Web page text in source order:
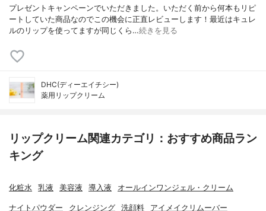
プレゼントキャンペーンでいただきました。いただく前から何本もリピ
ートしていた商品なのでこの機会に正直レビューします！最近はキュレ
ルのリップを使ってますが同じくら…続きを見る
DHC(ディーエイチシー)
薬用リップクリーム
リップクリーム関連カテゴリ：おすすめ商品ラン
キング
化粧水 乳液 美容液 導入液 オールインワンジェル・クリーム
ナイトパウダー クレンジング 洗顔料 アイメイクリムーバー